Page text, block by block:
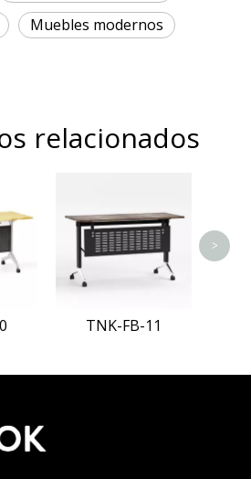
Muebles modernos
relacionados
TNK-FB-11
>